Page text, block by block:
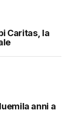
Caritas, la
anni a